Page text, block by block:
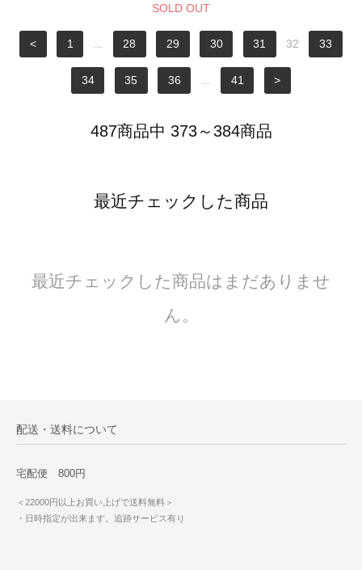
SOLD OUT
< 1 28 29 30 31 32 33
34 35 36 41 >
487商品中 373～384商品
最近チェックした商品
最近チェックした商品はまだありませ
ん。
配送・送料について
宅配便 800円
＜22000円以上お買い上げで送料無料＞
・日時指定が出来ます。追跡サービス有り